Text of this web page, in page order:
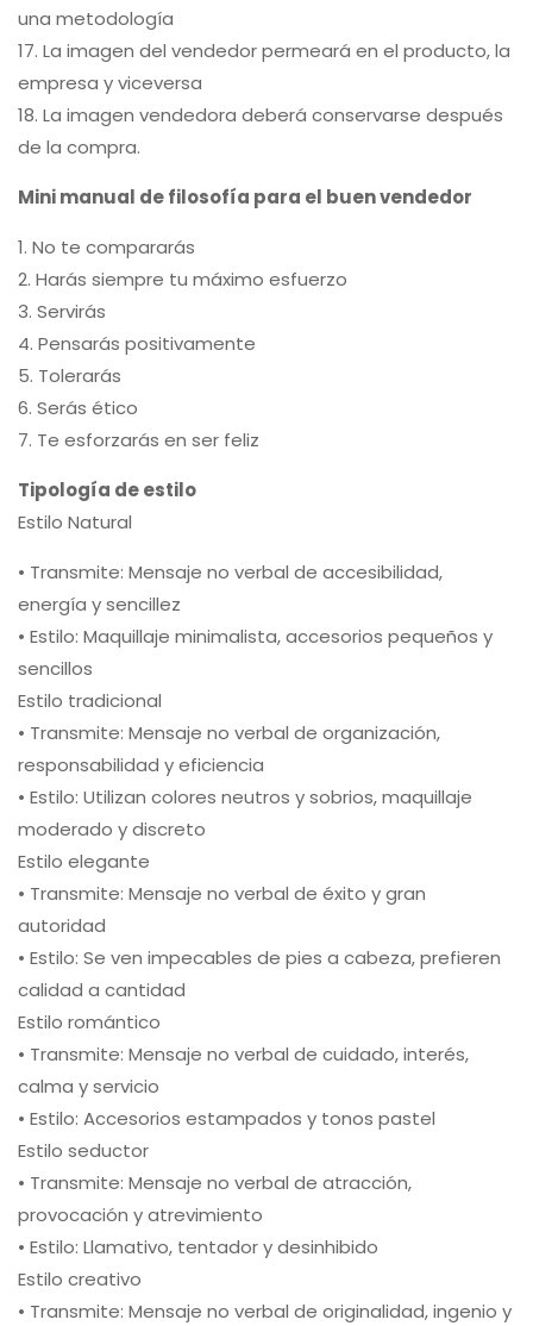
una metodología
17. La imagen del vendedor permeará en el producto, la
empresa y viceversa
18. La imagen vendedora deberá conservarse después
de la compra.
Mini manual de filosofía para el buen vendedor
1. No te compararás
2. Harás siempre tu máximo esfuerzo
3. Servirás
4. Pensarás positivamente
5. Tolerarás
6. Serás ético
7. Te esforzarás en ser feliz
Tipología de estilo
Estilo Natural
• Transmite: Mensaje no verbal de accesibilidad,
energía y sencillez
• Estilo: Maquillaje minimalista, accesorios pequeños y
sencillos
Estilo tradicional
• Transmite: Mensaje no verbal de organización,
responsabilidad y eficiencia
• Estilo: Utilizan colores neutros y sobrios, maquillaje
moderado y discreto
Estilo elegante
• Transmite: Mensaje no verbal de éxito y gran
autoridad
• Estilo: Se ven impecables de pies a cabeza, prefieren
calidad a cantidad
Estilo romántico
• Transmite: Mensaje no verbal de cuidado, interés,
calma y servicio
• Estilo: Accesorios estampados y tonos pastel
Estilo seductor
• Transmite: Mensaje no verbal de atracción,
provocación y atrevimiento
• Estilo: Llamativo, tentador y desinhibido
Estilo creativo
• Transmite: Mensaje no verbal de originalidad, ingenio y